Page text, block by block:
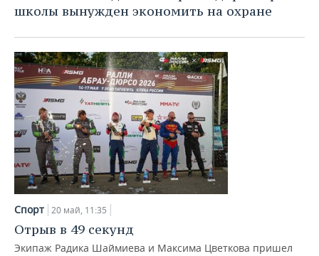
школы вынужден экономить на охране
Спорт 20 май, 11:35
Отрыв в 49 секунд
Экипаж Радика Шаймиева и Максима Цветкова пришел